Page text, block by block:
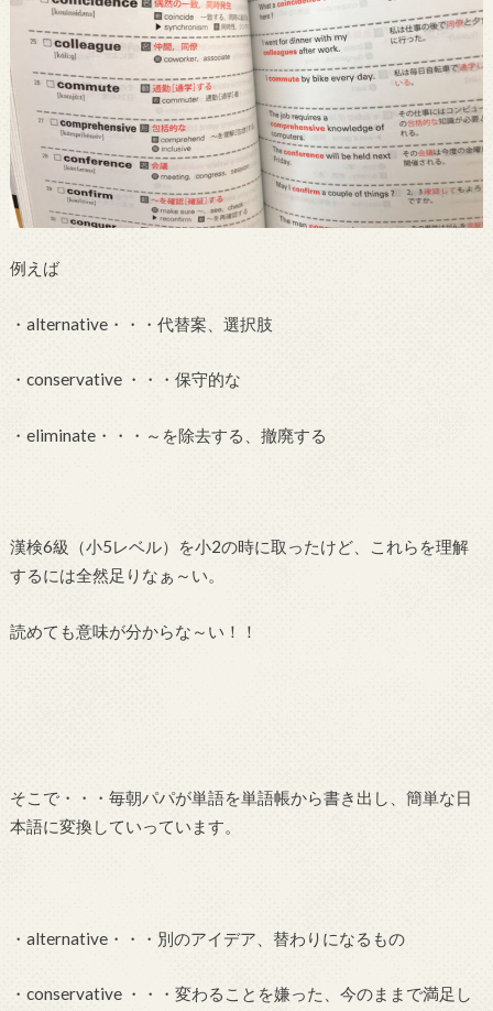
例えば
・alternative・・・代替案、選択肢
・conservative ・・・保守的な
・eliminate・・・～を除去する、撤廃する
漢検6級（小5レベル）を小2の時に取ったけど、これらを理解
するには全然足りなぁ～い。
読めても意味が分からな～い！！
そこで・・・毎朝パパが単語を単語帳から書き出し、簡単な日
本語に変換していっています。
・alternative・・・別のアイデア、替わりになるもの
・conservative ・・・変わることを嫌った、今のままで満足し